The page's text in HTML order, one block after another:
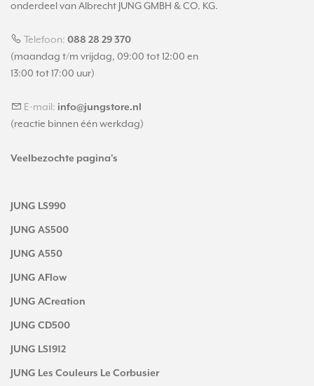
onderdeel van Albrecht JUNG GMBH & CO. KG.
Telefoon: 088 28 29 370
(maandag t/m vrijdag, 09:00 tot 12:00 en
13:00 tot 17:00 uur)
E-mail: info@jungstore.nl
(reactie binnen één werkdag)
Veelbezochte pagina's
JUNG LS990
JUNG AS500
JUNG A550
JUNG AFlow
JUNG ACreation
JUNG CD500
JUNG LS1912
JUNG Les Couleurs Le Corbusier